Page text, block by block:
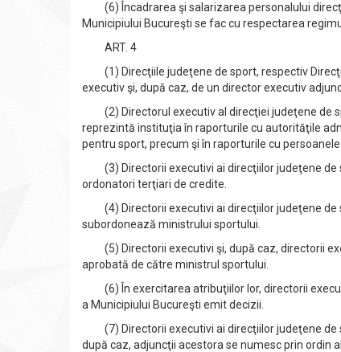
(6) Încadrarea şi salarizarea personalului
Municipiului Bucureşti se fac cu respectarea
ART. 4
(1) Direcţiile judeţene de sport, respectiv
executiv şi, după caz, de un director executiv
(2) Directorul executiv al direcţiei judeţene de
reprezintă instituţia în raporturile cu autorităţile
pentru sport, precum şi în raporturile cu persoanele
(3) Directorii executivi ai direcţiilor judeţene de
ordonatori terţiari de credite.
(4) Directorii executivi ai direcţiilor judeţene de
subordonează ministrului sportului.
(5) Directorii executivi şi, după caz, directorii
aprobată de către ministrul sportului.
(6) În exercitarea atribuţiilor lor, directorii
a Municipiului Bucureşti emit decizii.
(7) Directorii executivi ai direcţiilor judeţene de
după caz, adjuncţii acestora se numesc prin ordin